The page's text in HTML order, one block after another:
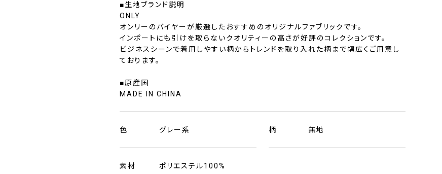
■生地ブランド説明
ONLY
オンリーのバイヤーが厳選したおすすめのオリジナルファブリックです。
インポートにも引けを取らないクオリティーの高さが好評のコレクションです。
ビジネスシーンで着用しやすい柄からトレンドを取り入れた柄まで幅広くご用意し
ております。
■原産国
MADE IN CHINA
色 グレー系 柄 無地
素材 ポリエステル100%